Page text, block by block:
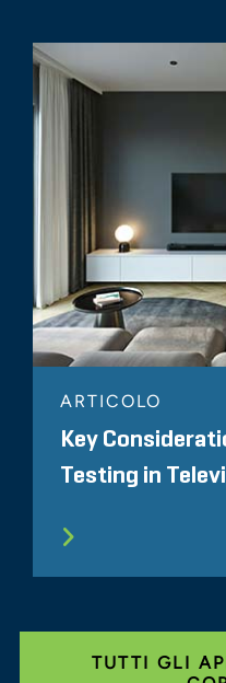
ARTICOLO
Key
Testing in
TUTTI GLI